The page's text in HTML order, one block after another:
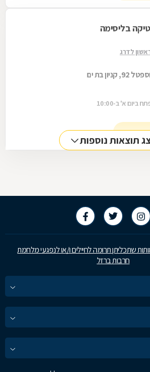
בליסימה
לדרג
92, קניון בת ים
ביום א' ב-10:00
תוצאות נוספות
שתכליתן תרומה לחיילים ו/או לנפגעי מלחמת
חרבות ברזל